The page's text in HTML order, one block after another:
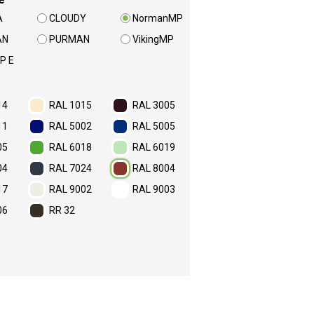
CLOUDY
NormanMP
PURMAN
VikingMP
E
RAL 1015
RAL 3005
RAL 5002
RAL 5005
RAL 6018
RAL 6019
RAL 7024
RAL 8004
RAL 9002
RAL 9003
RR 32